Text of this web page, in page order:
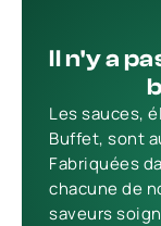
Il n'y a
Les sauces,
Buffet, sont
Fabriquées
chacune de
saveurs